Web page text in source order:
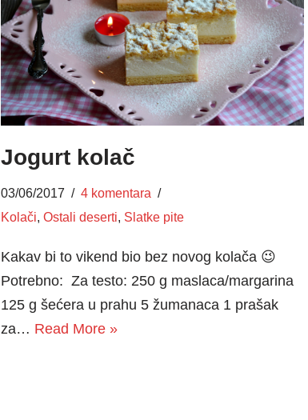
Jogurt kolač
03/06/2017
4 komentara
Kolači, Ostali deserti, Slatke pite
Kakav bi to vikend bio bez novog kolača 😉
Potrebno: Za testo: 250 g maslaca/margarina
125 g šećera u prahu 5 žumanaca 1 prašak
za… Read More »